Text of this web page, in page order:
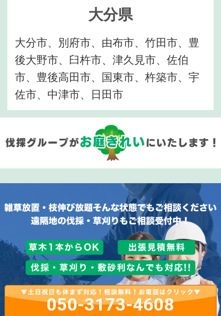
大分県
大分市、別府市、由布市、竹田市、豊
後大野市、臼杵市、津久見市、佐伯
市、豊後高田市、国東市、杵築市、宇
佐市、中津市、日田市
050-3173-4608